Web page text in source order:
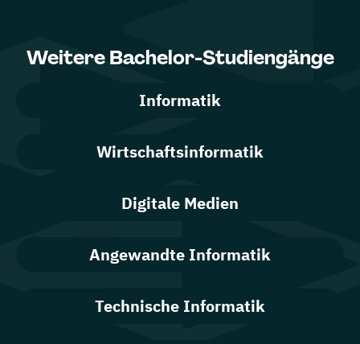
Weitere Bachelor-Studiengänge
Informatik
Wirtschaftsinformatik
Digitale Medien
Angewandte Informatik
Technische Informatik